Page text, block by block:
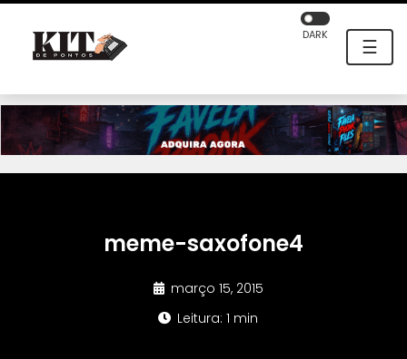
☰
DARK
meme-saxofone4
março 15, 2015
Leitura: 1 min